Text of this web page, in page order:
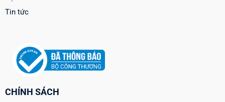
Tin tức
CHÍNH SÁCH